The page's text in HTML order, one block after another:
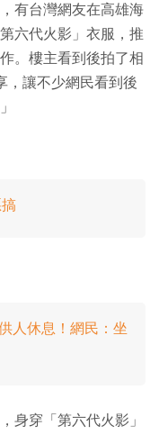
有台灣網友在高雄海
六代火影」衣服，推
。樓主看到後拍了相
，讓不少網民看到後
人休息！網民：坐
身穿「第六代火影」